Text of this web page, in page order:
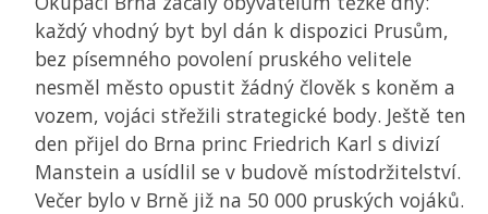
každý vhodný byt byl dán k dispozici Prusům,
bez písemného povolení pruského velitele
nesměl město opustit žádný člověk s koněm a
vozem, vojáci střežili strategické body. Ještě ten
den přijel do Brna princ Friedrich Karl s divizí
Manstein a usídlil se v budově místodržitelství.
Večer bylo v Brně již na 50 000 pruských vojáků.